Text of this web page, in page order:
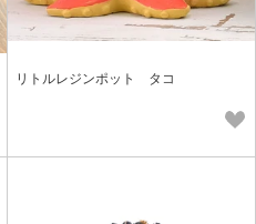
リトルレジンポット タコ